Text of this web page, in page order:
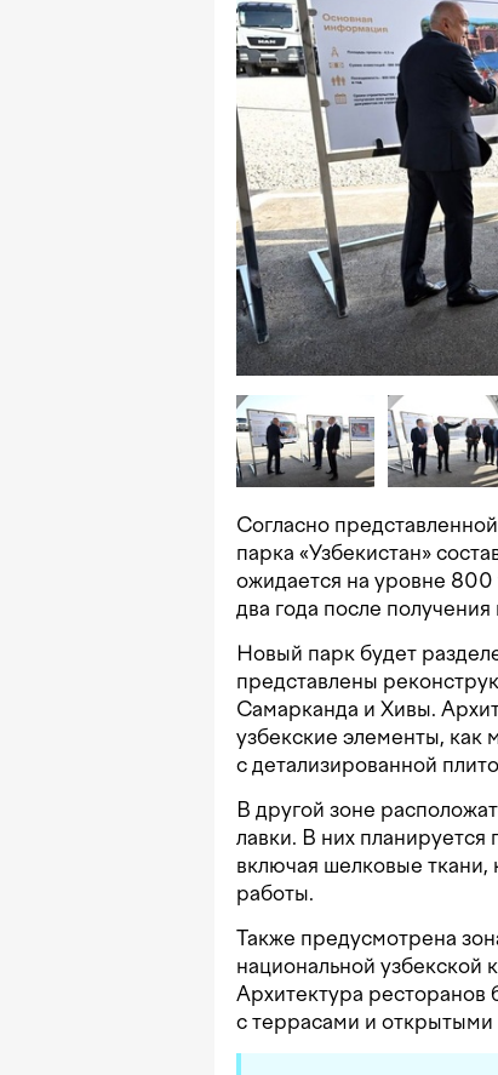
Согласно
парка «Узбекистан»
ожидается на уровне 800
два года после
Новый парк будет
представлены
Самарканда и Хивы.
узбекские элементы,
с детализированной
В другой зоне
лавки. В них планируется
включая шелковые
работы.
Также предусмотрена
национальной узбекской
Архитектура ресторанов
с террасами и